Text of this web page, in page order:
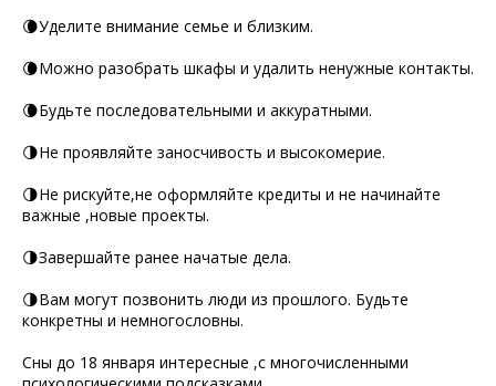
🌘Уделите внимание семье и близким.
🌘Можно разобрать шкафы и удалить ненужные контакты.
🌘Будьте последовательными и аккуратными.
🌗Не проявляйте заносчивость и высокомерие.
🌗Не рискуйте,не оформляйте кредиты и не начинайте
важные ,новые проекты.
🌗Завершайте ранее начатые дела.
🌗Вам могут позвонить люди из прошлого. Будьте
конкретны и немногословны.
Сны до 18 января интересные ,с многочисленными